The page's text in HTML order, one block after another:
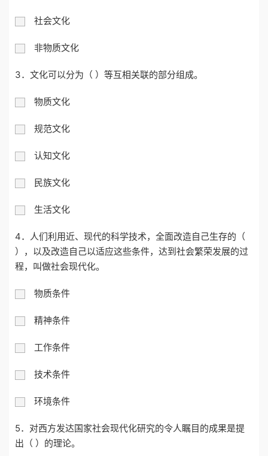
社会文化
非物质文化
3．文化可以分为（ ）等互相关联的部分组成。
物质文化
规范文化
认知文化
民族文化
生活文化
4．人们利用近、现代的科学技术，全面改造自己生存的（
），以及改造自己以适应这些条件，达到社会繁荣发展的过
程，叫做社会现代化。
物质条件
精神条件
工作条件
技术条件
环境条件
5．对西方发达国家社会现代化研究的令人瞩目的成果是提
出（ ）的理论。